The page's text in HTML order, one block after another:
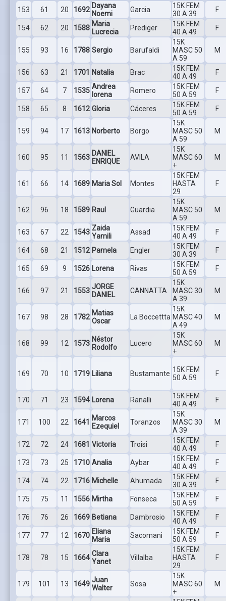
153 61 20 1692 Dayana
Noemi
Garcia
15K FEM
30 A 39
F
154 62 20 1588 Maria
Lucrecia
Prediger
15K FEM
40 A 49
F
155 93 16 1788 Sergio Barufaldi
15K
MASC 50
A 59
M
156 63 21 1701 Natalia Brac
15K FEM
40 A 49
F
157 64 7 1535 Andrea
lorena
Romero
15K FEM
50 A 59
F
158 65 8 1612 Gloria Cáceres
15K FEM
50 A 59
F
159 94 17 1613 Norberto Borgo
15K
MASC 50
A 59
M
160 95 11 1563 DANIEL
ENRIQUE
AVILA
15K
MASC 60
+
M
161 66 14 1689 Maria Sol Montes
15K FEM
HASTA
29
F
162 96 18 1589 Raul Guardia
15K
MASC 50
A 59
M
163 67 22 1543 Zaida
Yamili
Assad
15K FEM
40 A 49
F
164 68 21 1512 Pamela Engler
15K FEM
30 A 39
F
165 69 9 1526 Lorena Rivas
15K FEM
50 A 59
F
166 97 21 1553 JORGE
DANIEL
CANNATTA
15K
MASC 30
A 39
M
167 98 28 1782 Matias
Oscar
La Boccettta
15K
MASC 40
A 49
M
168 99 12 1573 Néstor
Rodolfo
Lucero
15K
MASC 60
+
M
169 70 10 1719 Liliana Bustamante 15K FEM
50 A 59
F
170 71 23 1594 Lorena Ranalli
15K FEM
40 A 49
F
171 100 22 1641 Marcos
Ezequiel
Toranzos
15K
MASC 30
A 39
M
172 72 24 1681 Victoria Troisi
15K FEM
40 A 49
F
173 73 25 1710 Analia Aybar
15K FEM
40 A 49
F
174 74 22 1716 Michelle Ahumada
15K FEM
30 A 39
F
175 75 11 1556 Mirtha Fonseca
15K FEM
50 A 59
F
176 76 26 1669 Betiana Dambrosio
15K FEM
40 A 49
F
177 77 12 1670 Eliana
Maria
Sacomani
15K FEM
50 A 59
F
178 78 15 1664 Clara
Yanet
Villalba
15K FEM
HASTA
29
F
179 101 13 1649 Juan
Walter
Sosa
15K
MASC 60
+
M